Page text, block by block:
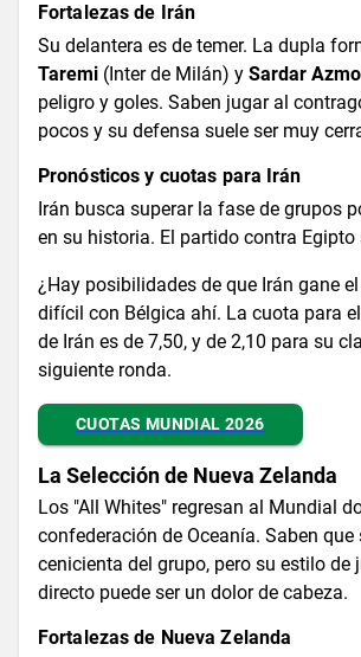
Fortalezas de Irán
Su delantera es de temer. La dupla
Taremi (Inter de Milán) y Sardar
peligro y goles. Saben jugar al
pocos y su defensa suele ser muy
Pronósticos y cuotas para Irán
Irán busca superar la fase de grupos
en su historia. El partido contra Egipto
¿Hay posibilidades de que Irán gane
difícil con Bélgica ahí. La cuota para
de Irán es de 7,50, y de 2,10 para su
siguiente ronda.
CUOTAS MUNDIAL 2026
La Selección de Nueva Zelanda
Los "All Whites" regresan al Mundial
confederación de Oceanía. Saben que
cenicienta del grupo, pero su estilo de
directo puede ser un dolor de cabeza.
Fortalezas de Nueva Zelanda